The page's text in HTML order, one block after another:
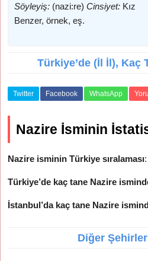
Söyleyiş: (nazi:re)Cinsiyet: Kız
Benzer, örnek, eş.
Türkiye’de (İl İl), Kaç
Twitter Facebook WhatsApp
Nazire İsminin
Nazire isminin Türkiye sıralaması
Türkiye’de kaç tane Nazire
İstanbul’da kaç tane Nazire
Diğer